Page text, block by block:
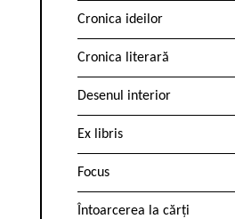
Cronica ideilor
Cronica literară
Desenul interior
Ex libris
Focus
Întoarcerea la cărți